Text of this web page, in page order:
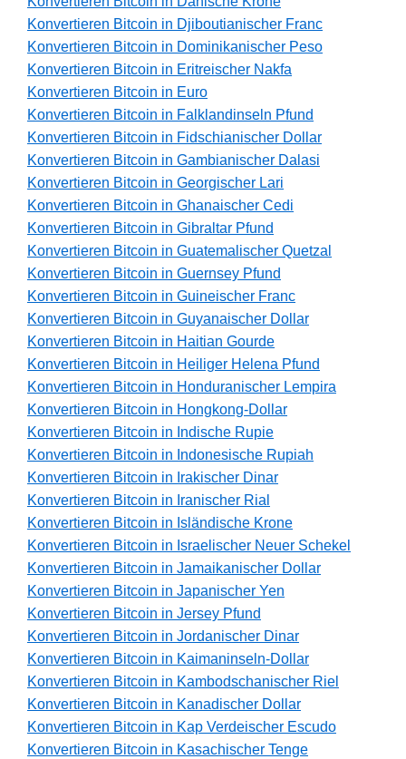
Konvertieren Bitcoin in Djiboutianischer Franc
Konvertieren Bitcoin in Dominikanischer Peso
Konvertieren Bitcoin in Eritreischer Nakfa
Konvertieren Bitcoin in Euro
Konvertieren Bitcoin in Falklandinseln Pfund
Konvertieren Bitcoin in Fidschianischer Dollar
Konvertieren Bitcoin in Gambianischer Dalasi
Konvertieren Bitcoin in Georgischer Lari
Konvertieren Bitcoin in Ghanaischer Cedi
Konvertieren Bitcoin in Gibraltar Pfund
Konvertieren Bitcoin in Guatemalischer Quetzal
Konvertieren Bitcoin in Guernsey Pfund
Konvertieren Bitcoin in Guineischer Franc
Konvertieren Bitcoin in Guyanaischer Dollar
Konvertieren Bitcoin in Haitian Gourde
Konvertieren Bitcoin in Heiliger Helena Pfund
Konvertieren Bitcoin in Honduranischer Lempira
Konvertieren Bitcoin in Hongkong-Dollar
Konvertieren Bitcoin in Indische Rupie
Konvertieren Bitcoin in Indonesische Rupiah
Konvertieren Bitcoin in Irakischer Dinar
Konvertieren Bitcoin in Iranischer Rial
Konvertieren Bitcoin in Isländische Krone
Konvertieren Bitcoin in Israelischer Neuer Schekel
Konvertieren Bitcoin in Jamaikanischer Dollar
Konvertieren Bitcoin in Japanischer Yen
Konvertieren Bitcoin in Jersey Pfund
Konvertieren Bitcoin in Jordanischer Dinar
Konvertieren Bitcoin in Kaimaninseln-Dollar
Konvertieren Bitcoin in Kambodschanischer Riel
Konvertieren Bitcoin in Kanadischer Dollar
Konvertieren Bitcoin in Kap Verdeischer Escudo
Konvertieren Bitcoin in Kasachischer Tenge